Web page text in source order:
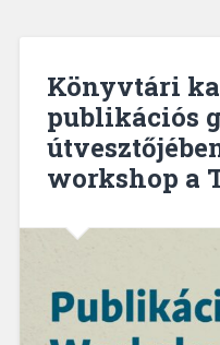
Könyvtári
publikációs
workshop a